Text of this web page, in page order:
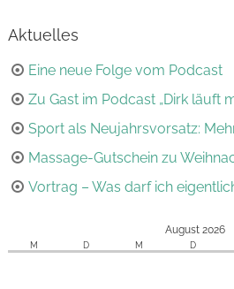
Aktuelles
Eine neue Folge vom Podcast
Zu Gast im Podcast „Dirk läuft
Sport als Neujahrsvorsatz:
Massage-Gutschein zu
Vortrag – Was darf ich
August 2026
M D M D